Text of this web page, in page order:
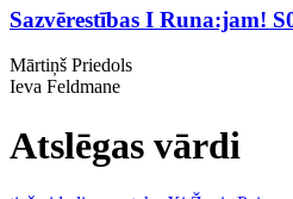
Sazvērestības I Runa:jam!
Mārtiņš Priedols
Ieva Feldmane
Atslēgas vārdi